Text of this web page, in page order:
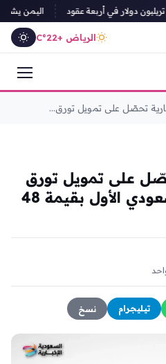
اليمن يشن
الرياض +22°C
تحصّل على تمويل تورق...
على تمويل تورق
شرعي من البنك السعودي الأول بقيمة 48
تيليجرام نسخ